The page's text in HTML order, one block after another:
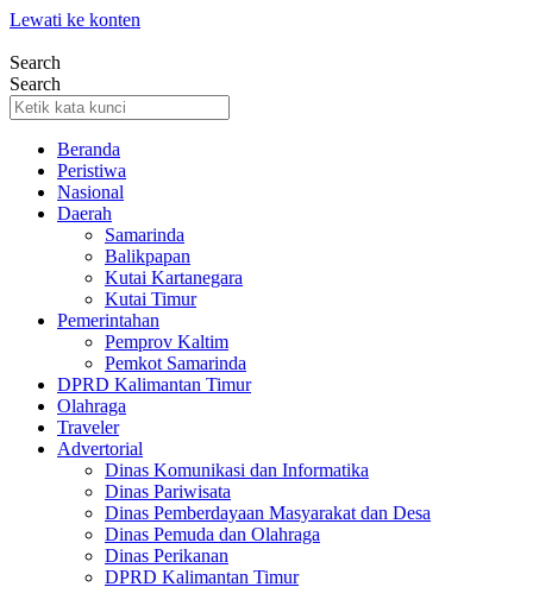
Lewati ke konten
Search
Search
Beranda
Peristiwa
Nasional
Daerah
Samarinda
Balikpapan
Kutai Kartanegara
Kutai Timur
Pemerintahan
Pemprov Kaltim
Pemkot Samarinda
DPRD Kalimantan Timur
Olahraga
Traveler
Advertorial
Dinas Komunikasi dan Informatika
Dinas Pariwisata
Dinas Pemberdayaan Masyarakat dan Desa
Dinas Pemuda dan Olahraga
Dinas Perikanan
DPRD Kalimantan Timur